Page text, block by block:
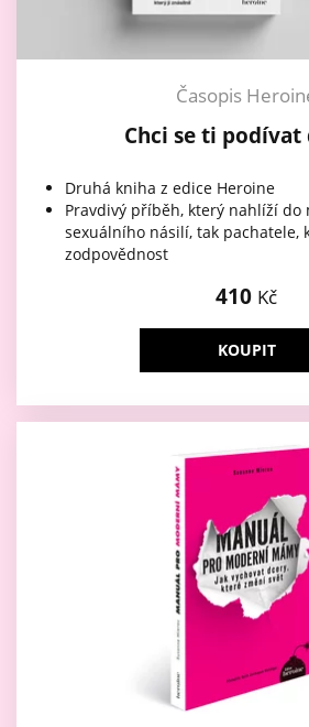
Časopis
Chci se ti podívat
Druhá kniha z edice Heroine
Pravdivý příběh, který nahlíží do
sexuálního násilí, tak pachatele,
zodpovědnost
410 Kč
KOUPIT